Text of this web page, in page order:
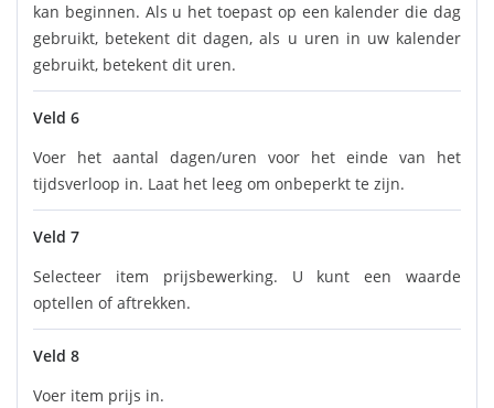
kan beginnen. Als u het toepast op een kalender die dag
gebruikt, betekent dit dagen, als u uren in uw kalender
gebruikt, betekent dit uren.
Veld 6
Voer het aantal dagen/uren voor het einde van het
tijdsverloop in. Laat het leeg om onbeperkt te zijn.
Veld 7
Selecteer item prijsbewerking. U kunt een waarde
optellen of aftrekken.
Veld 8
Voer item prijs in.